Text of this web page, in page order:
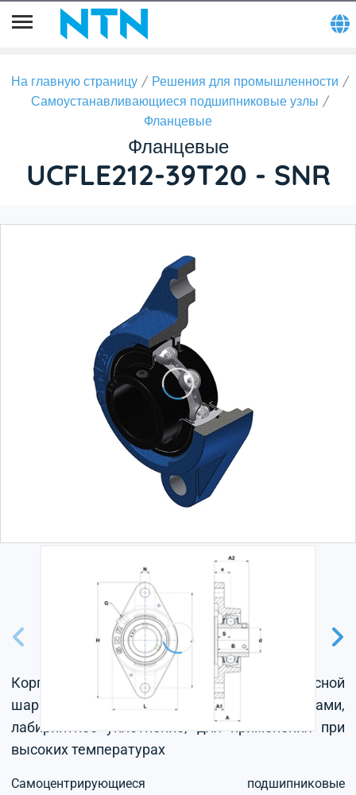
На главную страницу
Решения для промышленности
Самоустанавливающиеся подшипниковые узлы
Фланцевые
Фланцевые
UCFLE212-39T20 - SNR
Корпус из серого чугуна, радиальный корпусной
шарикоподшипник с установочными винтами,
лабиринтное уплотнение, для применения при
высоких температурах
Самоцентрирующиеся подшипниковые